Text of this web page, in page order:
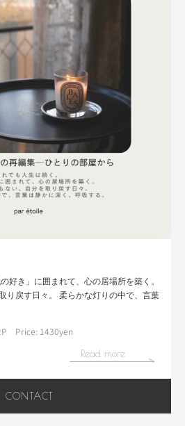
好き」に囲まれて、心の居場所を築く。
り戻す日々。 柔らかな灯りの中で、言葉
Price: 1430yen
Read more
CONTACT